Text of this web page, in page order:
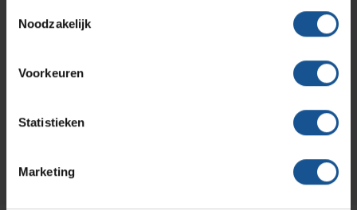
Noodzakelijk
Voorkeuren
Statistieken
Marketing
3861 NB Nijkerk
Onze merken